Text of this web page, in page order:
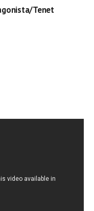
Tenet